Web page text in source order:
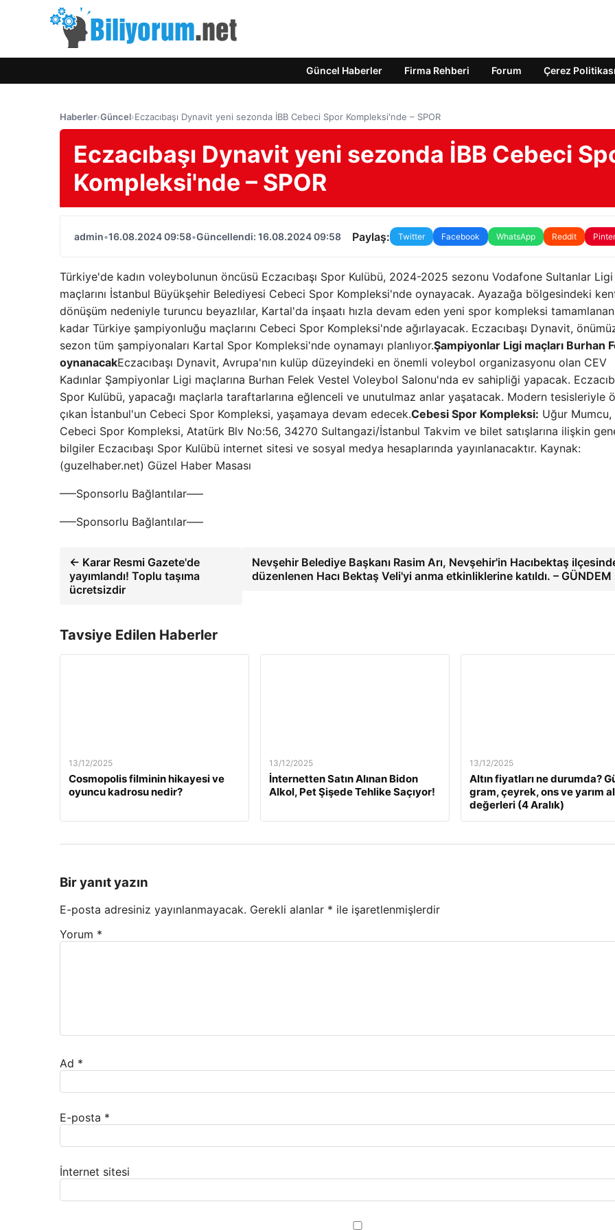
Güncel Haberler Firma Rehberi Forum Çerez Politikası
Haberler›Güncel›Eczacıbaşı Dynavit yeni sezonda İBB Cebeci Spor Kompleksi'nde – SPOR
Eczacıbaşı Dynavit yeni sezonda İBB Cebeci
Kompleksi'nde – SPOR
admin•16.08.2024 09:58•Güncellendi: 16.08.2024 09:58 Paylaş: Twitter Facebook WhatsApp Reddit
Türkiye'de kadın voleybolunun öncüsü Eczacıbaşı Spor Kulübü, 2024-2025 sezonu Vodafone Sultanlar Ligi
maçlarını İstanbul Büyükşehir Belediyesi Cebeci Spor Kompleksi'nde oynayacak. Ayazağa bölgesindeki
dönüşüm nedeniyle turuncu beyazlılar, Kartal'da inşaatı hızla devam eden yeni spor kompleksi
kadar Türkiye şampiyonluğu maçlarını Cebeci Spor Kompleksi'nde ağırlayacak. Eczacıbaşı Dynavit,
sezon tüm şampiyonaları Kartal Spor Kompleksi'nde oynamayı planlıyor.Şampiyonlar Ligi maçları Burhan
oynanacakEczacıbaşı Dynavit, Avrupa'nın kulüp düzeyindeki en önemli voleybol organizasyonu olan CEV
Kadınlar Şampiyonlar Ligi maçlarına Burhan Felek Vestel Voleybol Salonu'nda ev sahipliği yapacak.
Spor Kulübü, yapacağı maçlarla taraftarlarına eğlenceli ve unutulmaz anlar yaşatacak. Modern tesisleriyle
çıkan İstanbul'un Cebeci Spor Kompleksi, yaşamaya devam edecek.Cebesi Spor Kompleksi: Uğur Mumcu,
Cebeci Spor Kompleksi, Atatürk Blv No:56, 34270 Sultangazi/İstanbul Takvim ve bilet satışlarına ilişkin
bilgiler Eczacıbaşı Spor Kulübü internet sitesi ve sosyal medya hesaplarında yayınlanacaktır. Kaynak:
(guzelhaber.net) Güzel Haber Masası
—–Sponsorlu Bağlantılar—–
—–Sponsorlu Bağlantılar—–
← Karar Resmi Gazete'de
yayımlandı! Toplu taşıma
ücretsizdir
Nevşehir Belediye Başkanı Rasim Arı, Nevşehir'in Hacıbektaş
düzenlenen Hacı Bektaş Veli'yi anma etkinliklerine katıldı. –
Tavsiye Edilen Haberler
13/12/2025
Cosmopolis filminin hikayesi ve
oyuncu kadrosu nedir?
13/12/2025
İnternetten Satın Alınan Bidon
Alkol, Pet Şişede Tehlike Saçıyor!
13/12/2025
Altın fiyatları ne durumda?
gram, çeyrek, ons ve yarım
değerleri (4 Aralık)
Bir yanıt yazın
E-posta adresiniz yayınlanmayacak. Gerekli alanlar * ile işaretlenmişlerdir
Yorum *
Ad *
E-posta *
İnternet sitesi